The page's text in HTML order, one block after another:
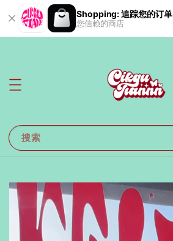
Shopping: 追踪您的订单
您信赖的商店
搜索